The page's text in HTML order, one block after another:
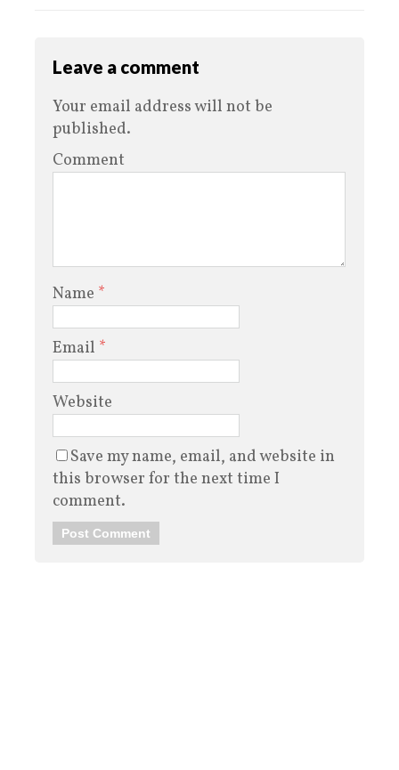
Leave a comment
Your email address will not be
published.
Comment
Name *
Email *
Website
Save my name, email, and website in
this browser for the next time I
comment.